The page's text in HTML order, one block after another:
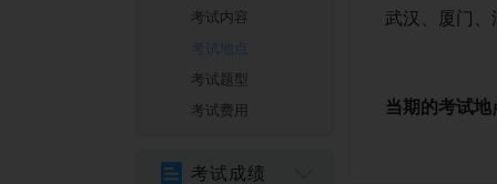
考试内容
考试地点
考试题型
考试费用
考试成绩
武汉、厦门、
当期的考试